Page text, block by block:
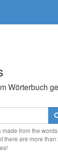
Wörterbuch
from the
there are more than